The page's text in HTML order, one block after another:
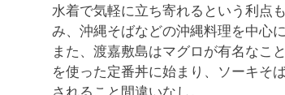
水着で気軽に立ち寄れるという利点
み、沖縄そばなどの沖縄料理を中心
また、渡嘉敷島はマグロが有名なこ
を使った定番丼に始まり、ソーキそ
されること間違いなし。